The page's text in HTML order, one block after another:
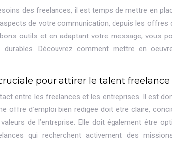
des freelances, il est temps de mettre en
de votre communication, depuis les offres
outils et en adaptant votre message, vous
Découvrez comment mettre en
pour attirer le talent freelance
entre les freelances et les entreprises. Il est
offre d’emploi bien rédigée doit être claire,
de l’entreprise. Elle doit également être
qui recherchent activement des